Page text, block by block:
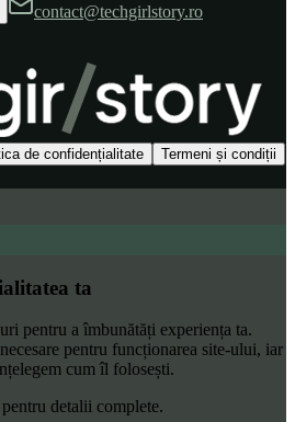
contact@techgirlstory.ro
de confidențialitate
Termeni și condiții
ta
pentru a îmbunătăți experiența ta.
pentru funcționarea site-ului, iar
cum îl folosești.
pentru detalii complete.